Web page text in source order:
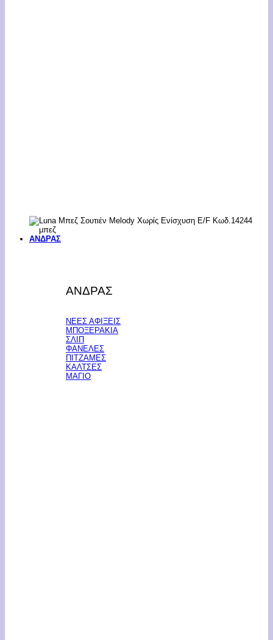
ΑΝΔΡΑΣ
ΑΝΔΡΑΣ
ΝΕΕΣ ΑΦΙΞΕΙΣ
ΜΠΟΞΕΡΑΚΙΑ
ΣΛΙΠ
ΦΑΝΕΛΕΣ
ΠΙΤΖΑΜΕΣ
ΚΑΛΤΣΕΣ
ΜΑΓΙΟ